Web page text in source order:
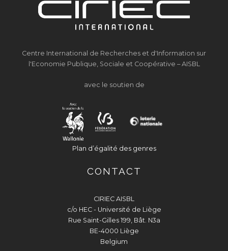
Centre International de Recherches et d'Information sur
l'Economie Publique, Sociale et Coopérative – AISBL
avec le soutien de
Plan d’égalité des genres
CONTACT
CIRIEC AISBL
c/o HEC - Université de Liège
Rue Saint-Gilles 199, Bât. N3a
BE-4000 Liège
Belgium